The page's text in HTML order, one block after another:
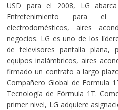
USD para el 2008, LG
Entretenimiento para el
electrodomésticos, aires
negocios. LG es uno de los
de televisores pantalla plana,
equipos inalámbricos, aires
firmado un contrato a largo
Compañero Global de Formula
Tecnología de Fórmula 1T.
primer nivel, LG adquiere